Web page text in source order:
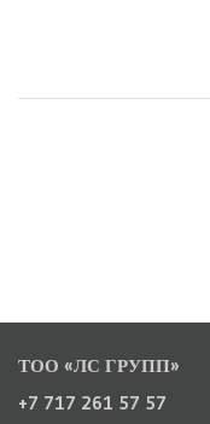
ТОО «ЛС ГРУПП»
+7 717 261 57 57